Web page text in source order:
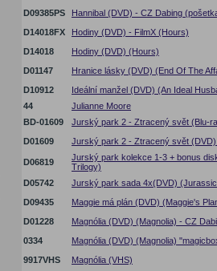
D09385PS
Hannibal (DVD) - CZ Dabing
D14018FX
Hodiny (DVD) - FilmX (Hours)
D14018
Hodiny (DVD) (Hours)
D01147
Hranice lásky (DVD) (End Of The
D10912
Ideální manžel (DVD) (An Ideal
44
Julianne Moore
BD-01609
Jurský park 2 - Ztracený svět (Blu-
D01609
Jurský park 2 - Ztracený svět
D06819
Jurský park kolekce 1-3 + bonus
Trilogy)
D05742
Jurský park sada 4x(DVD)
D09435
Maggie má plán (DVD) (Maggie's
D01228
Magnólia (DVD) (Magnolia) - CZ
0334
Magnólia (DVD) (Magnolia)
9917VHS
Magnólia (VHS)